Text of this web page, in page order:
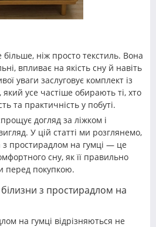
ніж просто текстиль. Вона
впливає на якість сну й навіть
уваги заслуговує комплект із
усе частіше обирають ті, хто
та практичність у побуті.
догляд за ліжком і
У цій статті ми розглянемо,
з простирадлом на гумці — це
сну, як її правильно
перед покупкою.
з простирадлом на
на гумці відрізняються не